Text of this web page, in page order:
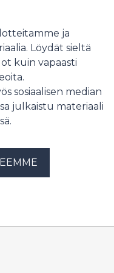
ja kehittää
ja
Löydät sieltä
kuin vapaasti
sosiaalisen median
julkaistu materiaali